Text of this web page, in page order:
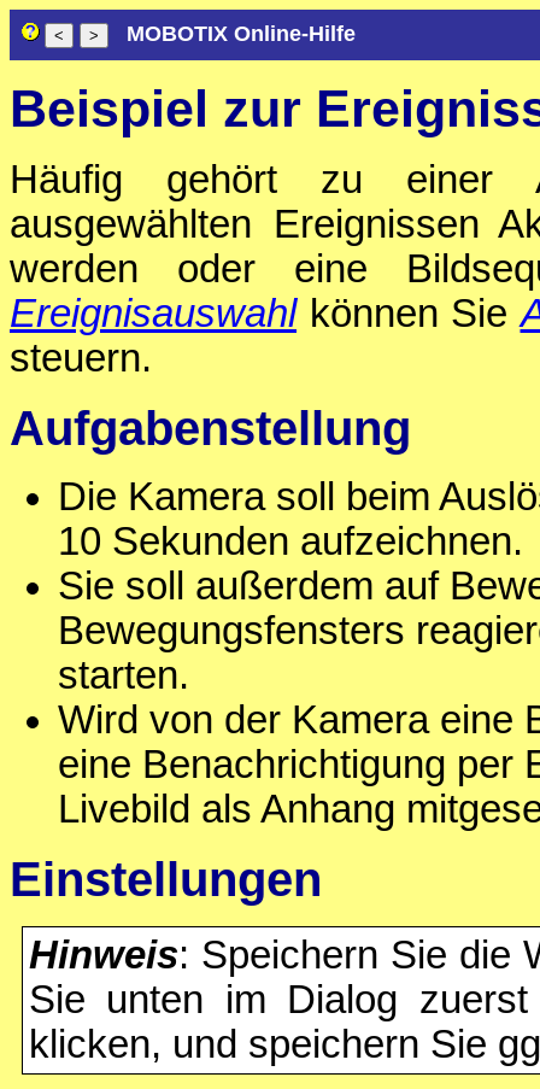
MOBOTIX Online-Hilfe
Beispiel zur
Häufig gehört zu einer
ausgewählten Ereignissen
werden oder eine
Ereignisauswahlkönnen Sie
steuern.
Aufgabenstellung
Die Kamera soll beim
10 Sekunden aufzeichnen.
Sie soll außerdem auf
Bewegungsfensters
starten.
Wird von der Kamera eine
eine Benachrichtigung per
Livebild als Anhang
Einstellungen
Hinweis: Speichern Sie die
Sie unten im Dialog
klicken, und speichern Sie